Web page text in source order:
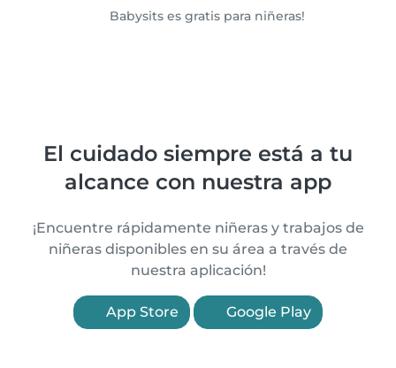
Babysits es gratis para niñeras!
El cuidado siempre está a tu
alcance con nuestra app
¡Encuentre rápidamente niñeras y trabajos de
niñeras disponibles en su área a través de
nuestra aplicación!
App Store Google Play